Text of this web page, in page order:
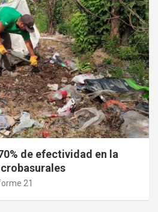
de efectividad en la
21